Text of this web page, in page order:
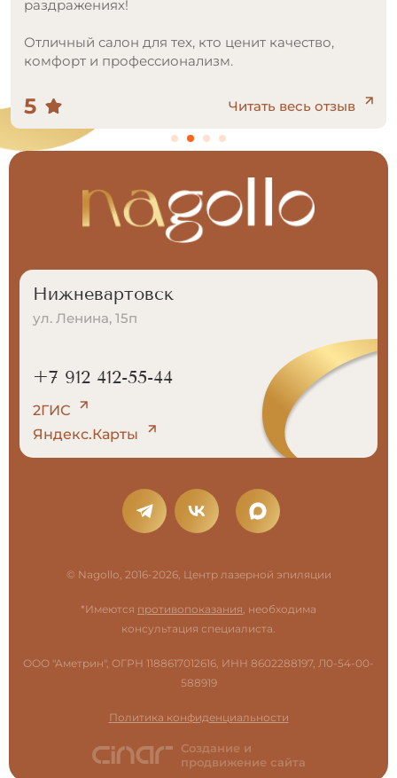
Читать весь
© Nagollo, 2016-2026, Центр лазерной эпиляции
*Имеются противопоказания , необходима
консультация специалиста.
ООО "Аметрин", ОГРН 1188617012616, ИНН 8602288197, Л0-54-00-
588919
Политика конфиденциальности
Создание и
продвижение сайта
Нижневартовск
ул. Ленина, 15п
+7 912 412-55-44
2ГИС
Яндекс.Карты